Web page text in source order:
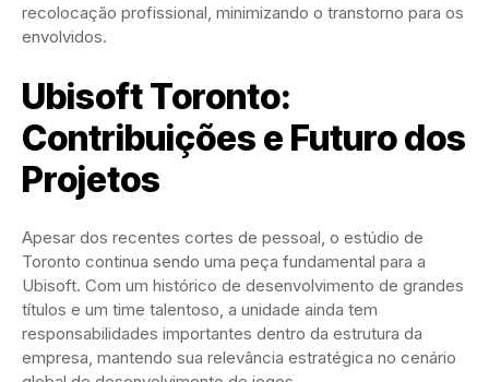
recolocação profissional, minimizando o transtorno para os
envolvidos.
Ubisoft Toronto:
Contribuições e Futuro dos
Projetos
Apesar dos recentes cortes de pessoal, o estúdio de
Toronto continua sendo uma peça fundamental para a
Ubisoft. Com um histórico de desenvolvimento de grandes
títulos e um time talentoso, a unidade ainda tem
responsabilidades importantes dentro da estrutura da
empresa, mantendo sua relevância estratégica no cenário